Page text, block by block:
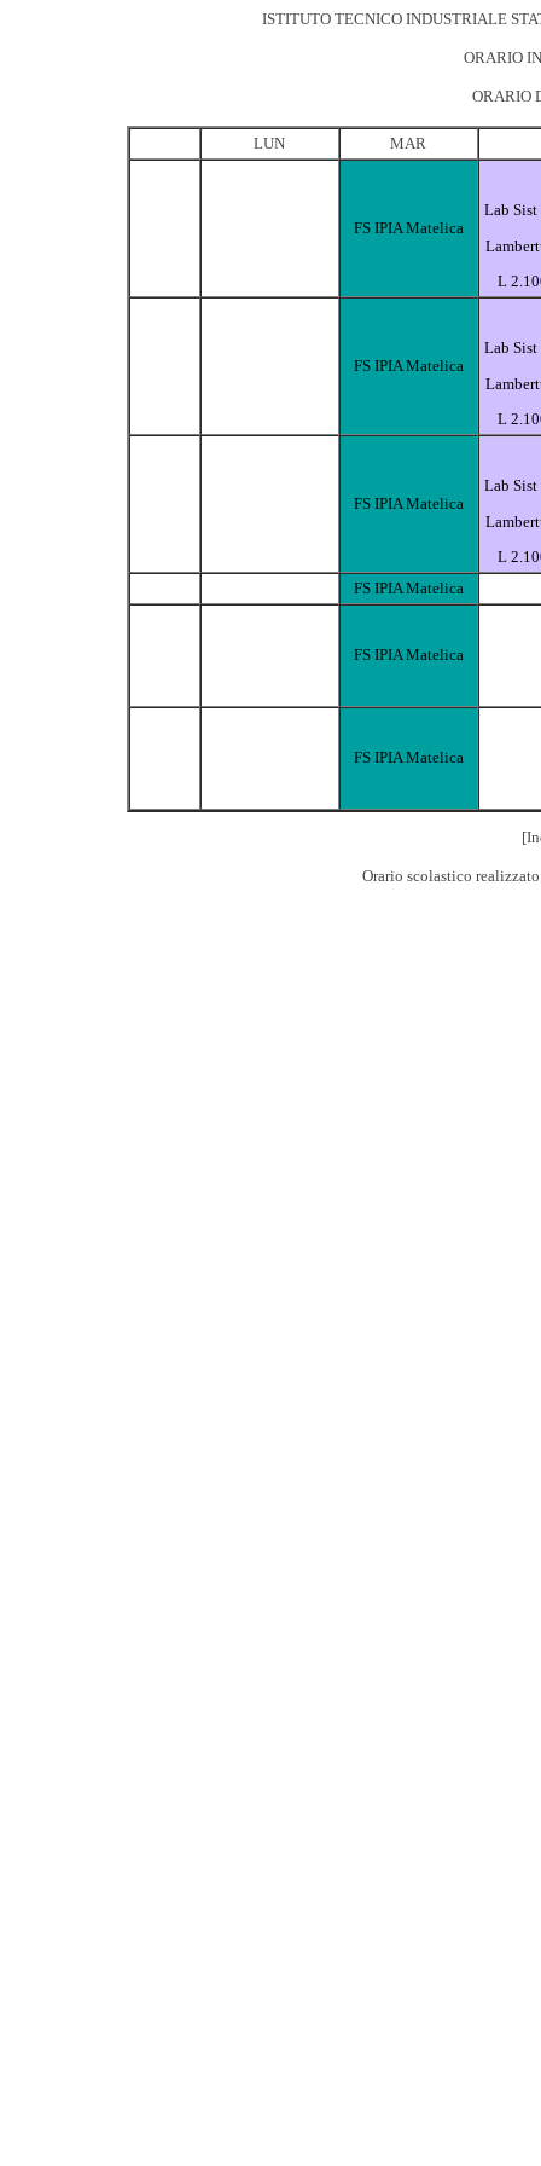
ISTITUTO TECNICO INDUSTRIALE
ORARIO
ORARIO
LUN MAR
FS IPIA Matelica
Lab Sist
L
FS IPIA Matelica
Lab Sist
L
FS IPIA Matelica
Lab Sist
L
FS IPIA Matelica
FS IPIA Matelica
FS IPIA Matelica
Orario scolastico